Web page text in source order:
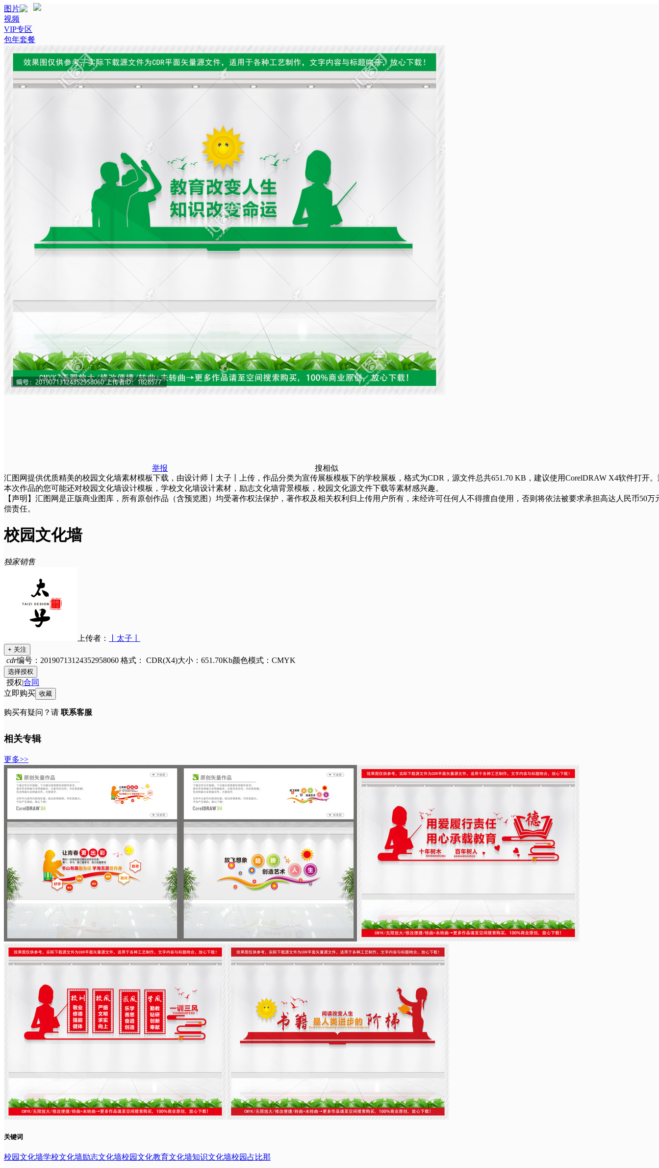
图片
视频
VIP专区
包年套餐
举报
搜相似
汇图网提供优质精美的校园文化墙素材模板下载，由设计师丨太子丨上传，作品分类为宣传展板模板下的学校展板，格式为CDR，源文件总共651.70 KB，建议使用CorelDRAW X4软件打开
本次作品的您可能还对校园文化墙设计模板，学校文化墙设计素材，励志文化墙背景模板，校园文化源文件下载等素材感兴趣。
【声明】汇图网是正版商业图库，所有原创作品（含预览图）均受著作权法保护，著作权及相关权利归上传用户所有，未经许可任何人不得擅自使用，否则将依法被要求承担高达人民币50万
偿责任。
校园文化墙
独家销售
上传者： 丨太子丨
+ 关注
编号：20190713124352958060 格式： CDR(X4)
cdr 大小：651.70Kb颜色模式：CMYK
选择授权
授权|合同
立即购买 收藏
购买有疑问？请 联系客服
相关专辑
更多>>
关键词
校园文化墙学校文化墙励志文化墙校园文化教育文化墙知识文化墙校园占比那